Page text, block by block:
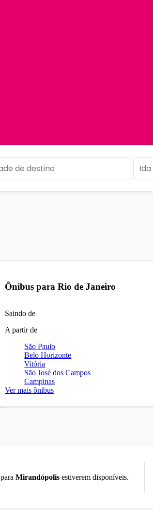
Ônibus paraRio de Janeiro
Saindo de
A partir de
São Paulo
Belo Horizonte
Vitória
São José dos Campos
Campinas
Ver mais ônibus
para Mirandópolis estiverem disponíveis.